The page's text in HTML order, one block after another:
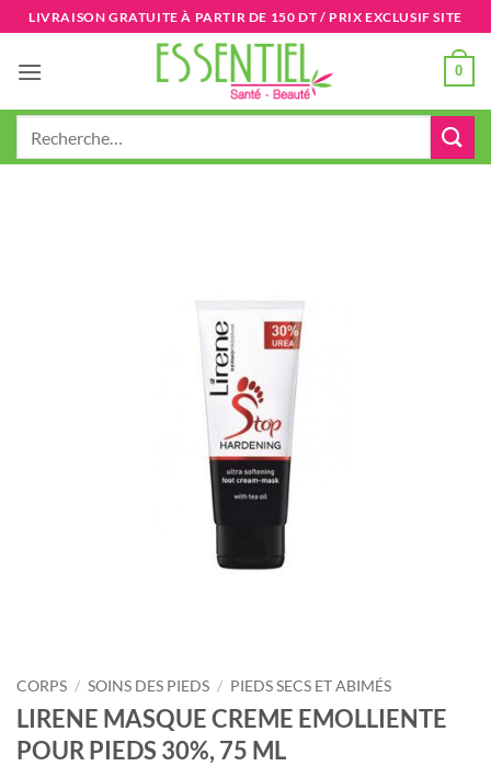
Passer
au
contenu
LIVRAISON GRATUITE À PARTIR DE 150 DT / PRIX EXCLUSIF SITE
0
CORPS / SOINS DES PIEDS / PIEDS SECS ET ABIMÉS
LIRENE MASQUE CREME EMOLLIENTE
POUR PIEDS 30%, 75 ML